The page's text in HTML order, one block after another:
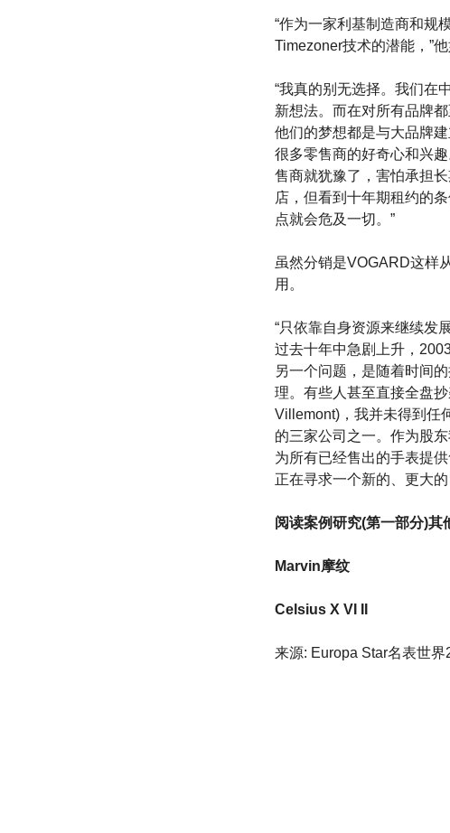
“作为一家利基制造商和规
Timezoner技术的潜能，”
“我真的别无选择。我们在
新想法。而在对所有品牌
他们的梦想都是与大品牌
很多零售商的好奇心和兴
售商就犹豫了，害怕承担
店，但看到十年期租约的
点就会危及一切。”
虽然分销是VOGARD这样
用。
“只依靠自身资源来继续发
过去十年中急剧上升，
另一个问题，是随着时间
理。有些人甚至直接全盘
Villemont)，我并未得到任
的三家公司之一。作为股
为所有已经售出的手表提
正在寻求一个新的、更大
阅读案例研究(第一部分)其
Marvin摩纹
Celsius X VI II
来源: Europa Star名表世